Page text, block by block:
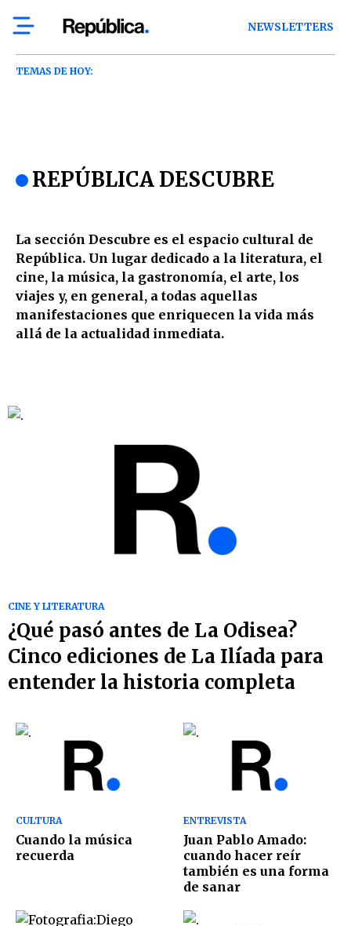
NEWSLETTERS
TEMAS DE HOY:
REPÚBLICA DESCUBRE
La sección Descubre es el espacio cultural de
República. Un lugar dedicado a la literatura, el
cine, la música, la gastronomía, el arte, los
viajes y, en general, a todas aquellas
manifestaciones que enriquecen la vida más
allá de la actualidad inmediata.
CINE Y LITERATURA
¿Qué pasó antes de La Odisea?
Cinco ediciones de La Ilíada para
entender la historia completa
CULTURA
Cuando la música
recuerda
ENTREVISTA
Juan Pablo Amado:
cuando hacer reír
también es una forma
de sanar